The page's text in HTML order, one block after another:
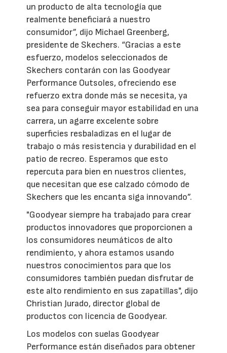
un producto de alta tecnología que
realmente beneficiará a nuestro
consumidor”, dijo Michael Greenberg,
presidente de Skechers. “Gracias a este
esfuerzo, modelos seleccionados de
Skechers contarán con las Goodyear
Performance Outsoles, ofreciendo ese
refuerzo extra donde más se necesita, ya
sea para conseguir mayor estabilidad en una
carrera, un agarre excelente sobre
superficies resbaladizas en el lugar de
trabajo o más resistencia y durabilidad en el
patio de recreo. Esperamos que esto
repercuta para bien en nuestros clientes,
que necesitan que ese calzado cómodo de
Skechers que les encanta siga innovando”.
"Goodyear siempre ha trabajado para crear
productos innovadores que proporcionen a
los consumidores neumáticos de alto
rendimiento, y ahora estamos usando
nuestros conocimientos para que los
consumidores también puedan disfrutar de
este alto rendimiento en sus zapatillas", dijo
Christian Jurado, director global de
productos con licencia de Goodyear.
Los modelos con suelas Goodyear
Performance están diseñados para obtener